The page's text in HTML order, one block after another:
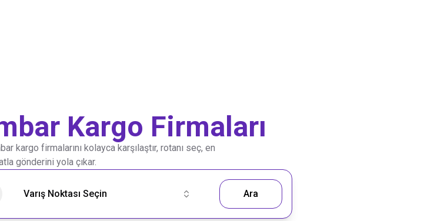
Kargo Firmaları
kargo firmalarını kolayca karşılaştır, rotanı seç, en
gönderini yola çıkar.
Varış Noktası Seçin Ara